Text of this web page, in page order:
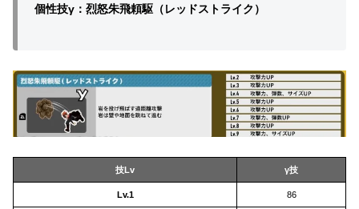
個性技γ：烈怒朱飛頼駆（レッドストライク）
技Lv γ技
Lv.1 86